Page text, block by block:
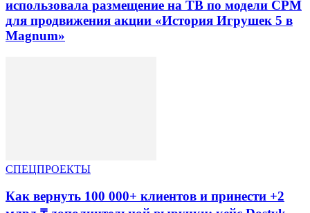
использовала размещение на ТВ по модели CPM
для продвижения акции «История Игрушек 5 в
Magnum»
СПЕЦПРОЕКТЫ
Как вернуть 100 000+ клиентов и принести +2